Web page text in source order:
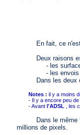
En fait, ce n'est
Deux raisons
- les surfaces de
- les envois par
Dans les deux
Notes : il y a moins
- Il y a encore peu de
- Avant l'ADSL , les
Dans le même
millions de pixels.